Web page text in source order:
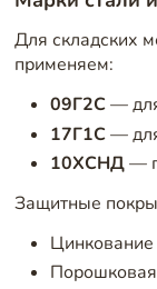
Для складских
применяем:
09Г2С—
17Г1С— для
10ХСНД—
Защитные